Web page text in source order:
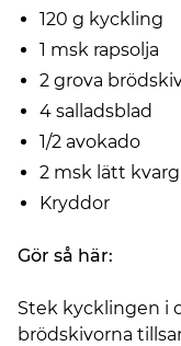
120 g kyckling
1 msk rapsolja
2 grova
4 salladsblad
1/2 avokado
2 msk lätt kvarg
Kryddor
Gör så här:
Stek kycklingen i
brödskivorna